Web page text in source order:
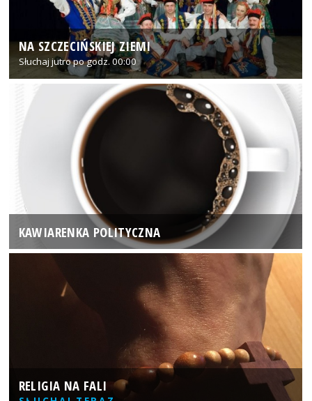
NA SZCZECIŃSKIEJ ZIEMI
Słuchaj jutro po godz. 00:00
KAWIARENKA POLITYCZNA
RELIGIA NA FALI